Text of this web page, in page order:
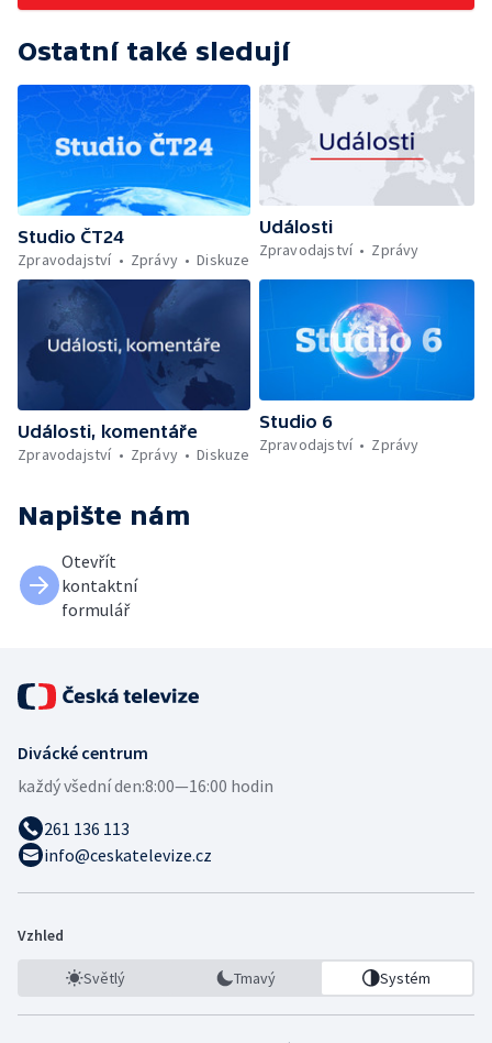
Ostatní také sledují
Studio ČT24
Zpravodajství
Zprávy Diskuze
Události
Zpravodajství
Zprávy
Události, komentáře
Zpravodajství
Zprávy Diskuze
Studio 6
Zpravodajství
Zprávy
Napište nám
Otevřít
kontaktní
formulář
Divácké centrum
každý všední den:8:00—16:00 hodin
261 136 113
info@ceskatelevize.cz
Vzhled
Světlý Tmavý Systém